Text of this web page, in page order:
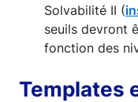
Solvabilité II (
seuils devront
fonction des
Templates